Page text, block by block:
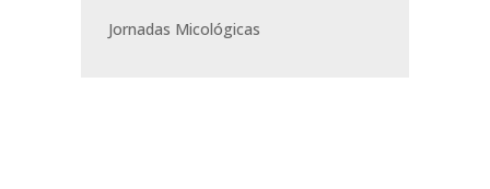
Jornadas Micológicas